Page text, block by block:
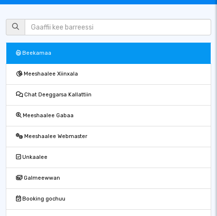
Beekamaa
Meeshaalee Xiinxala
Chat Deeggarsa Kallattiin
Meeshaalee Gabaa
Meeshaalee Webmaster
Unkaalee
Galmeewwan
Booking gochuu